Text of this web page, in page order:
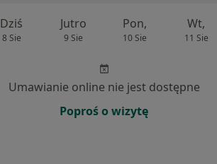
Dziś
8 Sie
Jutro
9 Sie
Pon,
10 Sie
Wt,
11 Sie
Umawianie online nie jest dostępne
Poproś o wizytę